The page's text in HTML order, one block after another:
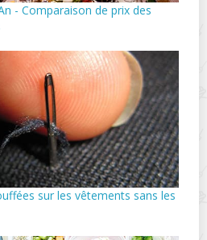
- Comparaison de prix des
sur les vêtements sans les